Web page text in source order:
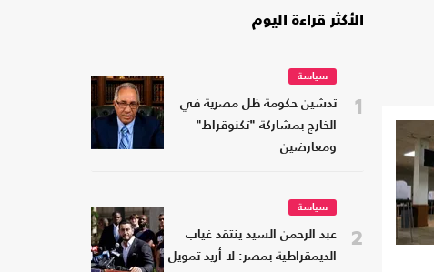
الأكثر قراءة اليوم
1
سياسة
تدشين حكومة ظل مصرية في
الخارج بمشاركة "تكنوقراط"
ومعارضين
2
سياسة
عبد الرحمن السيد ينتقد غياب
الديمقراطية بمصر: لا أريد تمويل